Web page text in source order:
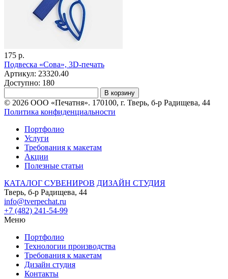
175 р.
Подвеска «Сова», 3D-печать
Артикул: 23320.40
Доступно: 180
В корзину
© 2026 ООО «Печатня». 170100, г. Тверь, б-р Радищева, 44
Политика конфиденциальности
Портфолио
Услуги
Требования к макетам
Акции
Полезные статьи
КАТАЛОГ СУВЕНИРОВ ДИЗАЙН СТУДИЯ
Тверь, б-р Радищева, 44
info@tverpechat.ru
+7 (482) 241-54-99
Меню
Портфолио
Технологии производства
Требования к макетам
Дизайн студия
Контакты